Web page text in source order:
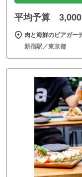
平均予算
肉と海鮮のビアガー
新宿駅／東京都